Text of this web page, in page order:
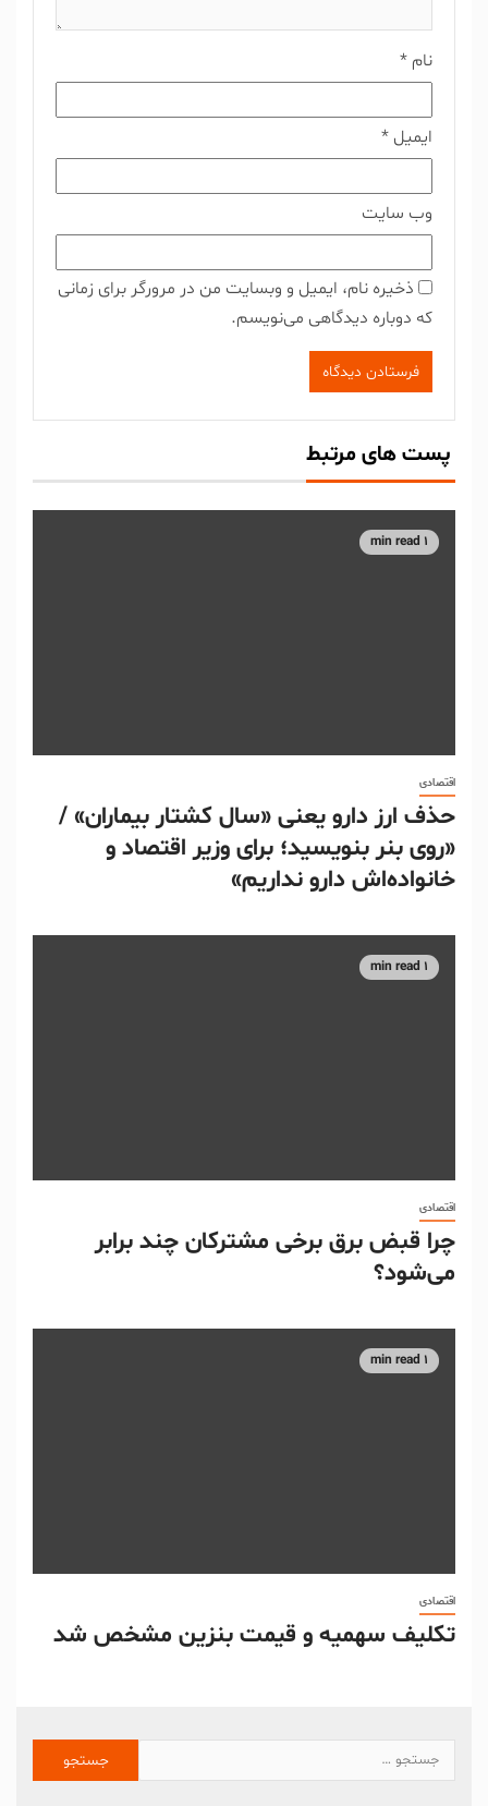
نام *
ایمیل *
وب‌ سایت
ذخیره نام، ایمیل و وبسایت من در مرورگر برای زمانی
که دوباره دیدگاهی می‌نویسم.
پست های مرتبط
1 min read
اقتصادی
حذف ارز دارو یعنی «سال کشتار بیماران» /
«روی بنر بنویسید؛ برای وزیر اقتصاد و
خانواده‌اش دارو نداریم»
1 min read
اقتصادی
چرا قبض برق برخی مشترکان چند برابر
می‌شود؟
1 min read
اقتصادی
تکلیف سهمیه و قیمت بنزین مشخص شد